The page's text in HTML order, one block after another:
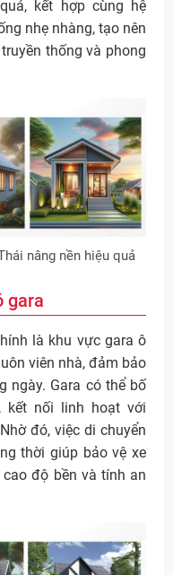
kết hợp cùng hệ
nhẹ nhàng, tạo nên
thống và phong
nâng nền hiệu quả
gara
là khu vực gara ô
viên nhà, đảm bảo
ngày. Gara có thể bố
kết nối linh hoạt với
đó, việc di chuyển
thời giúp bảo vệ xe
độ bền và tính an